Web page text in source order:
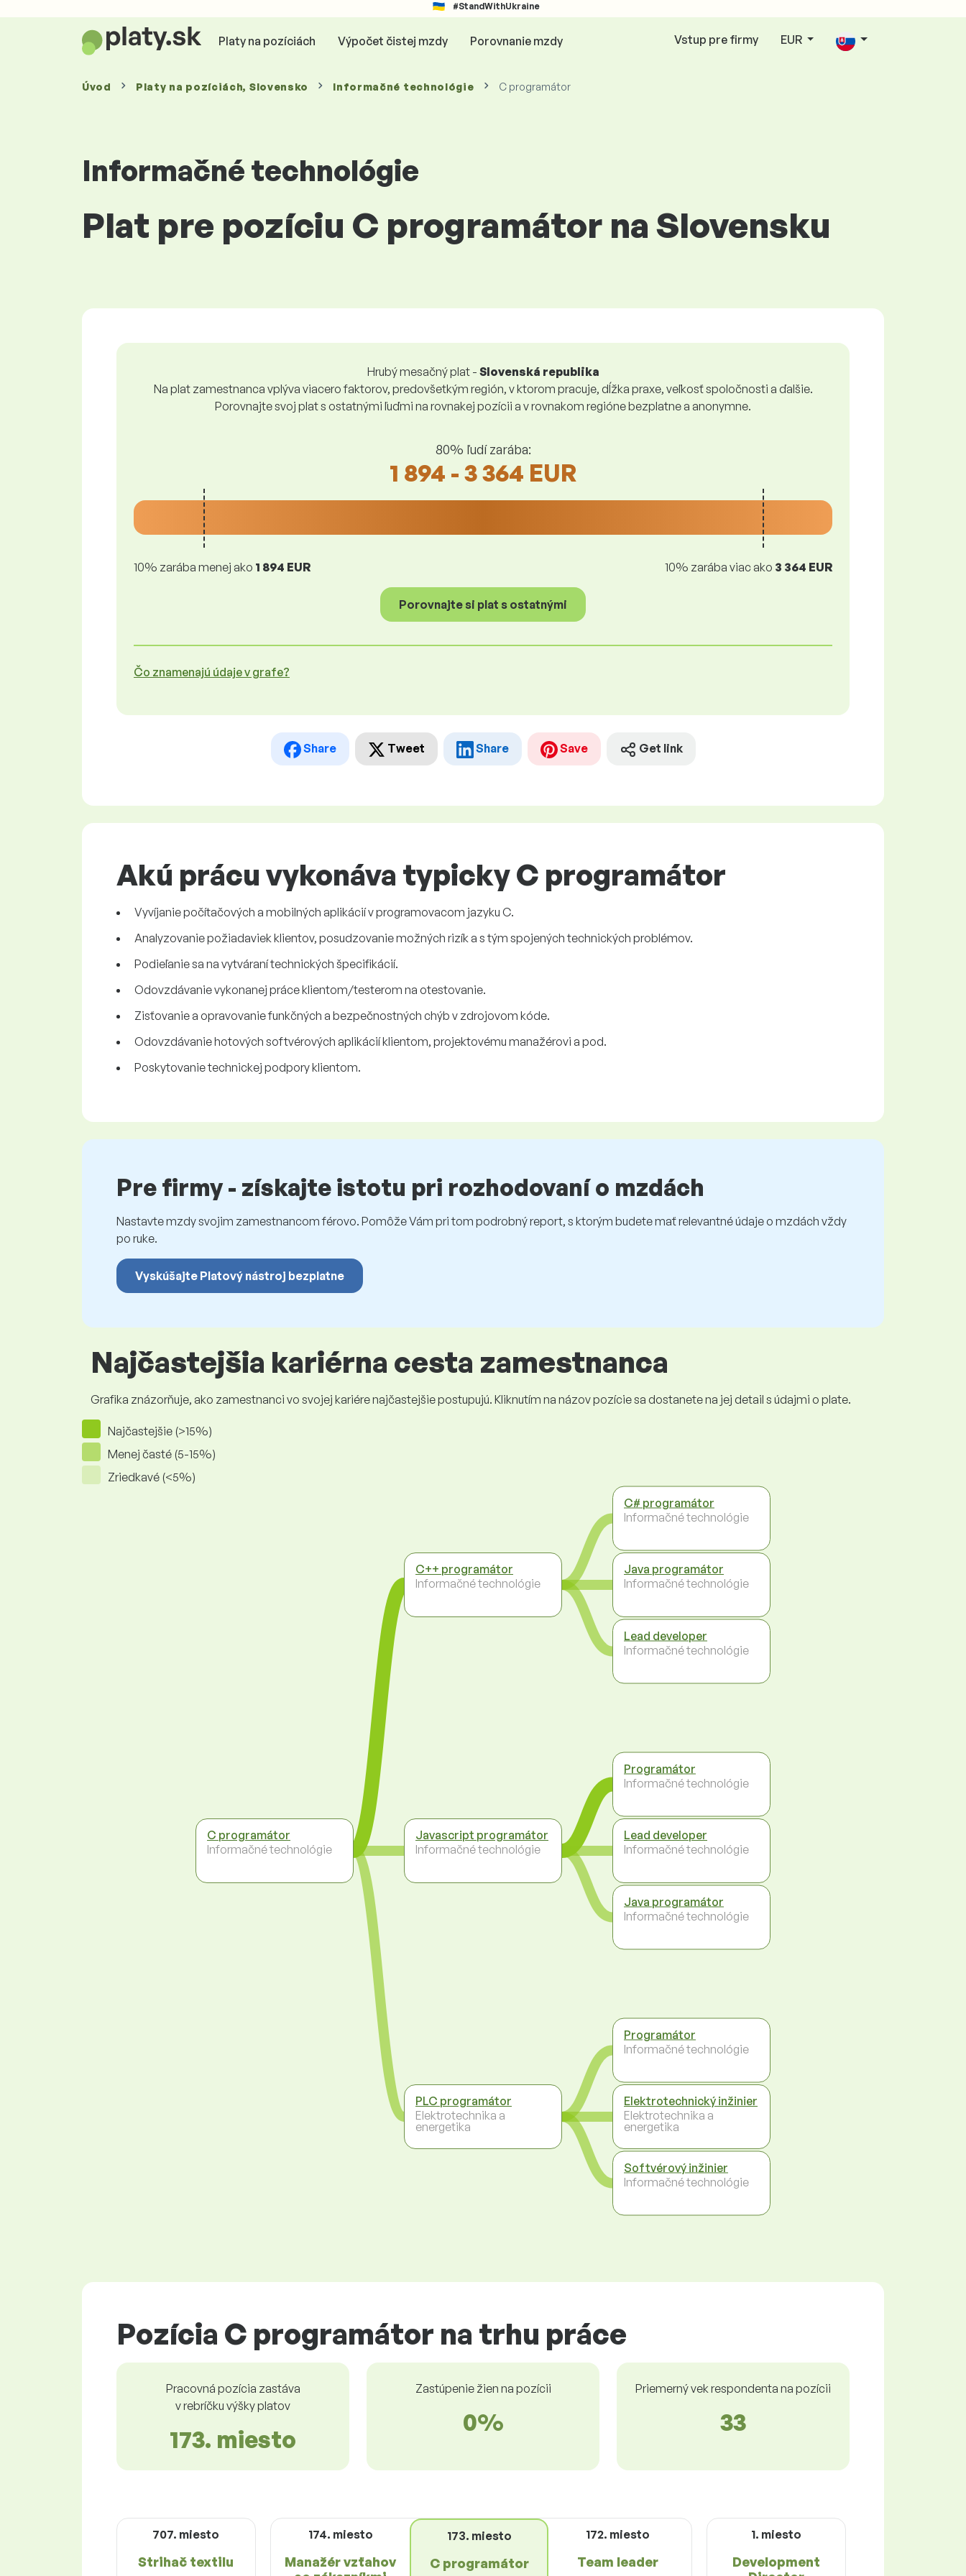
#StandWithUkraine
Platy na pozíciách Výpočet čistej mzdy Porovnanie mzdy Vstup pre firmy EUR
Úvod Platy na pozíciách, Slovensko Informačné technológie C programátor
Informačné technológie
Plat pre pozíciu C programátor na Slovensku
Hrubý mesačný plat - Slovenská republika
Na plat zamestnanca vplýva viacero faktorov, predovšetkým región, v ktorom pracuje, dĺžka praxe, veľkosť spoločnosti a ďalšie.
Porovnajte svoj plat s ostatnými ľuďmi na rovnakej pozícii a v rovnakom regióne bezplatne a anonymne.
80% ľudí zarába:
1 894 - 3 364 EUR
10% zarába menej ako 1 894 EUR 10% zarába viac ako 3 364 EUR
Porovnajte si plat s ostatnými
Čo znamenajú údaje v grafe?
Share Tweet Share Save Get link
Akú prácu vykonáva typicky C programátor
Vyvíjanie počítačových a mobilných aplikácií v programovacom jazyku C.
Analyzovanie požiadaviek klientov, posudzovanie možných rizík a s tým spojených technických problémov.
Podieľanie sa na vytváraní technických špecifikácií.
Odovzdávanie vykonanej práce klientom/testerom na otestovanie.
Zisťovanie a opravovanie funkčných a bezpečnostných chýb v zdrojovom kóde.
Odovzdávanie hotových softvérových aplikácií klientom, projektovému manažérovi a pod.
Poskytovanie technickej podpory klientom.
Pre firmy - získajte istotu pri rozhodovaní o mzdách
Nastavte mzdy svojim zamestnancom férovo. Pomôže Vám pri tom podrobný report, s ktorým budete mať relevantné údaje o mzdách vždy
po ruke.
Vyskúšajte Platový nástroj bezplatne
Najčastejšia kariérna cesta zamestnanca
Grafika znázorňuje, ako zamestnanci vo svojej kariére najčastejšie postupujú. Kliknutím na názov pozície sa dostanete na jej detail s údajmi o plate.
Najčastejšie (>15%)
Menej časté (5-15%)
Zriedkavé (<5%)
C programátor
Informačné technológie
C++ programátor
Informačné technológie
Javascript programátor
Informačné technológie
PLC programátor
Elektrotechnika a
energetika
C# programátor
Informačné technológie
Java programátor
Informačné technológie
Lead developer
Informačné technológie
Programátor
Informačné technológie
Lead developer
Informačné technológie
Java programátor
Informačné technológie
Programátor
Informačné technológie
Elektrotechnický inžinier
Elektrotechnika a
energetika
Softvérový inžinier
Informačné technológie
Pozícia C programátor na trhu práce
Pracovná pozícia zastáva
v rebríčku výšky platov
173. miesto
Zastúpenie žien na pozícii
0%
Priemerný vek respondenta na pozícii
33
707. miesto
Strihač textilu
174. miesto
Manažér vzťahov
173. miesto
C programátor
172. miesto
Team leader
1. miesto
Development